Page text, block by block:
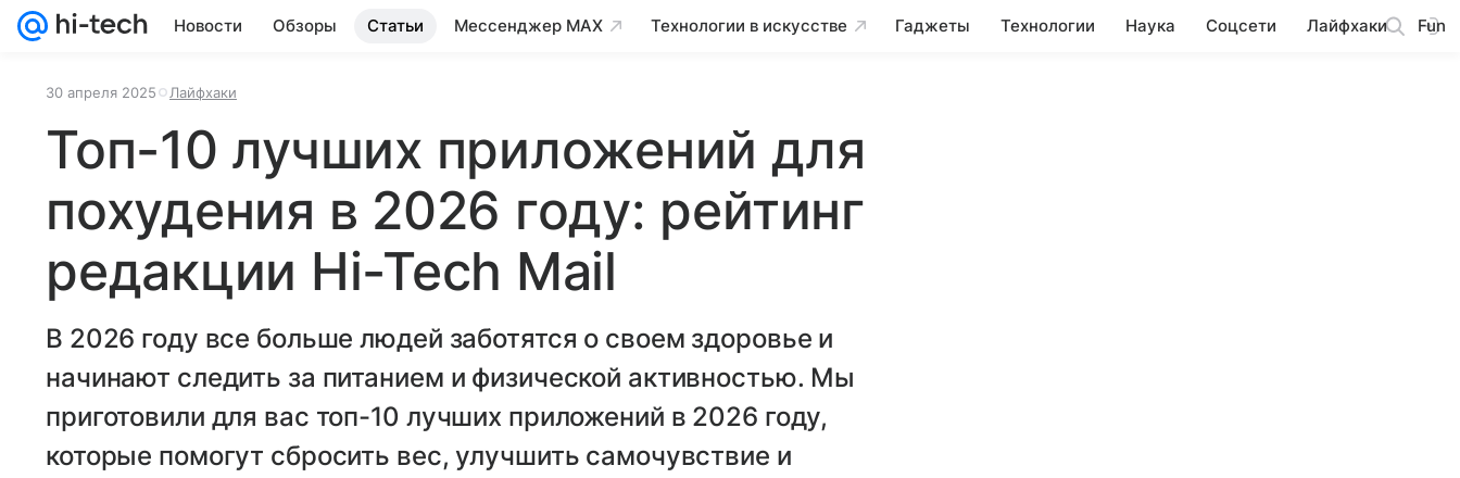
Новости Обзоры Статьи Мессенджер MAX Технологии в искусстве Гаджеты Технологии Наука Соцсети Лайфхаки Fun
30 апреля 2025 Лайфхаки
Топ-10 лучших приложений для
похудения в 2026 году: рейтинг
редакции Hi-Tech Mail
В 2026 году все больше людей заботятся о своем здоровье и
начинают следить за питанием и физической активностью. Мы
приготовили для вас топ-10 лучших приложений в 2026 году,
которые помогут сбросить вес, улучшить самочувствие и